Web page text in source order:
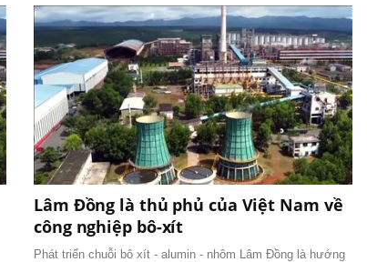
Lâm Đồng là thủ phủ của Việt Nam về
công nghiệp bô-xít
Phát triển chuỗi bô xít - alumin - nhôm Lâm Đồng là hướng